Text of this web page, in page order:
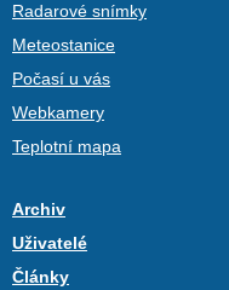
Radarové snímky
Meteostanice
Počasí u vás
Webkamery
Teplotní mapa
Archiv
Uživatelé
Články